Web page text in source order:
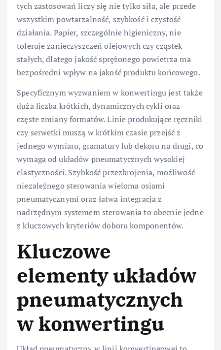
tych zastosowań liczy się nie tylko siła, ale przede
wszystkim powtarzalność, szybkość i czystość
działania. Papier, szczególnie higieniczny, nie
toleruje zanieczyszczeń olejowych czy cząstek
stałych, dlatego jakość sprężonego powietrza ma
bezpośredni wpływ na jakość produktu końcowego.
Specyficznym wyzwaniem w konwertingu jest także
duża liczba krótkich, dynamicznych cykli oraz
częste zmiany formatów. Linie produkujące ręczniki
czy serwetki muszą w krótkim czasie przejść z
jednego wymiaru, gramatury lub dekoru na drugi, co
wymaga od układów pneumatycznych wysokiej
elastyczności. Szybkość przezbrojenia, możliwość
niezależnego sterowania wieloma osiami
pneumatycznymi oraz łatwa integracja z
nadrzędnym systemem sterowania to obecnie jedne
z kluczowych kryteriów doboru komponentów.
Kluczowe
elementy układów
pneumatycznych
w konwertingu